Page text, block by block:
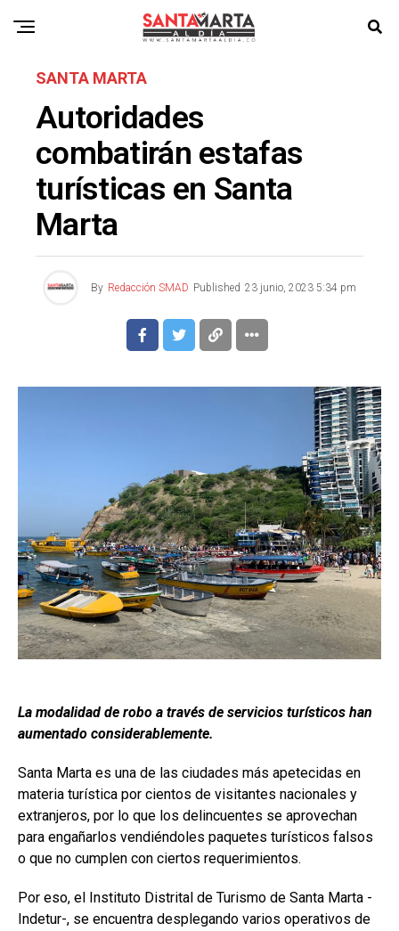
SANTA MARTA
Autoridades
combatirán estafas
turísticas en Santa
Marta
By Redacción SMAD Published 23 junio, 2023 5:34 pm
La modalidad de robo a través de servicios turísticos han
aumentado considerablemente.
Santa Marta es una de las ciudades más apetecidas en
materia turística por cientos de visitantes nacionales y
extranjeros, por lo que los delincuentes se aprovechan
para engañarlos vendiéndoles paquetes turísticos falsos
o que no cumplen con ciertos requerimientos.
Por eso, el Instituto Distrital de Turismo de Santa Marta -
Indetur-, se encuentra desplegando varios operativos de